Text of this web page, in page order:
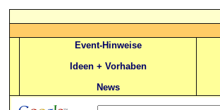
Event-Hinweise
Ideen + Vorhaben
News